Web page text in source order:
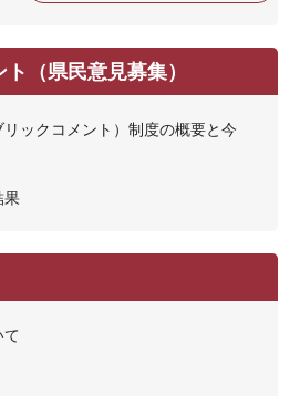
（県民意見募集）
ックコメント）制度の概要と今
果
て